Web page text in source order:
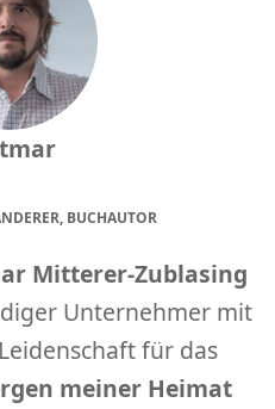
BUCHAUTOR
Mitterer-Zublasing
Unternehmer mit
für das
meiner Heimat